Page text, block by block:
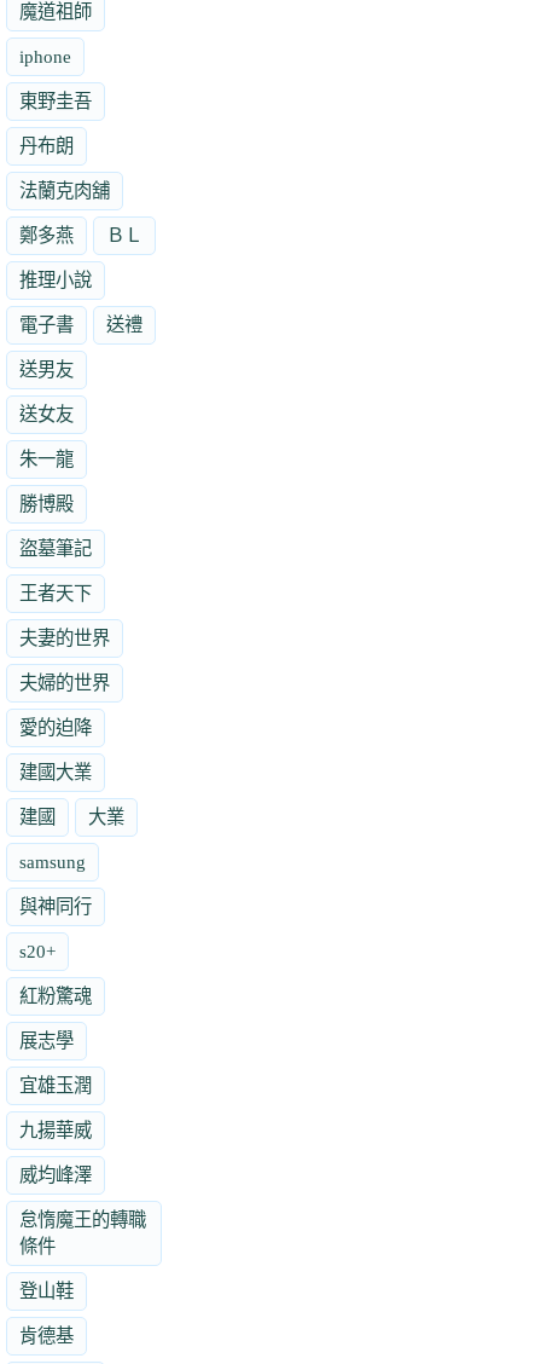
魔道祖師
iphone
東野圭吾
丹布朗
法蘭克肉舖
鄭多燕 ＢＬ
推理小說
電子書 送禮
送男友
送女友
朱一龍
勝博殿
盜墓筆記
王者天下
夫妻的世界
夫婦的世界
愛的迫降
建國大業
建國 大業
samsung
與神同行
s20+
紅粉驚魂
展志學
宜雄玉潤
九揚華威
威均峰澤
怠惰魔王的轉職
條件
登山鞋
肯德基